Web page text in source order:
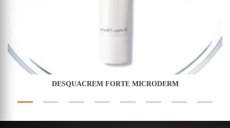
DESQUACREM FORTE MICRODERM